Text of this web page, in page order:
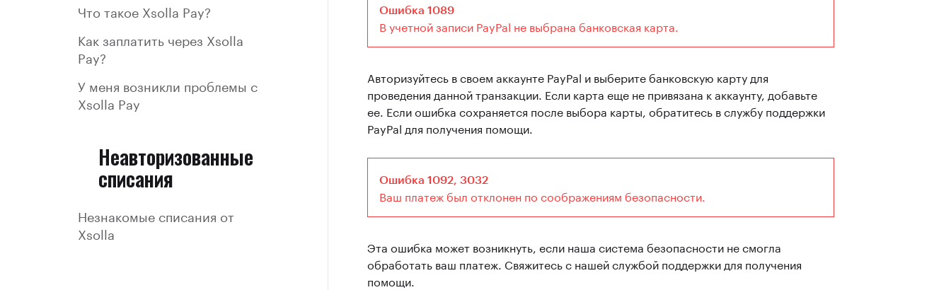
Что такое Xsolla Pay?
Как заплатить через Xsolla
Pay?
У меня возникли проблемы с
Xsolla Pay
Неавторизованные
списания
Незнакомые списания от
Xsolla
Ошибка 1089
В учетной записи PayPal не выбрана банковская карта.
Авторизуйтесь в своем аккаунте PayPal и выберите банковскую карту для
проведения данной транзакции. Если карта еще не привязана к аккаунту, добавьте
ее. Если ошибка сохраняется после выбора карты, обратитесь в службу поддержки
PayPal для получения помощи.
Ошибка 1092, 3032
Ваш платеж был отклонен по соображениям безопасности.
Эта ошибка может возникнуть, если наша система безопасности не смогла
обработать ваш платеж. Свяжитесь с нашей службой поддержки для получения
помощи.